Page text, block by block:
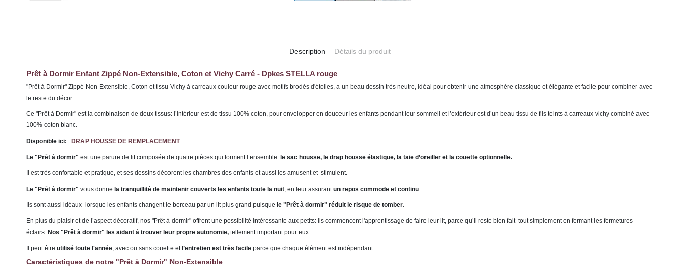
Description Détails du produit
Prêt à Dormir Enfant Zippé Non-Extensible, Coton et Vichy Carré - Dpkes STELLA rouge
"Prêt à Dormir" Zippé Non-Extensible, Coton et tissu Vichy à carreaux couleur rouge avec motifs brodés d'étoiles, a un beau dessin très neutre, idéal pour obtenir une atmosphère classique et élégante et facile pour combiner avec
le reste du décor.
Ce "Prêt à Dormir" est la combinaison de deux tissus: l’intérieur est de tissu 100% coton, pour envelopper en douceur les enfants pendant leur sommeil et l’extérieur est d’un beau tissu de fils teints à carreaux vichy combiné avec
100% coton blanc.
Disponible ici: DRAP HOUSSE DE REMPLACEMENT
Le "Prêt à dormir" est une parure de lit composée de quatre pièces qui forment l’ensemble: le sac housse, le drap housse élastique, la taie d’oreiller et la couette optionnelle.
Il est très confortable et pratique, et ses dessins décorent les chambres des enfants et aussi les amusent et stimulent.
Le "Prêt à dormir" vous donne la tranquillité de maintenir couverts les enfants toute la nuit , en leur assurantun repos commode et continu
Ils sont aussi idéaux lorsque les enfants changent le berceau par un lit plus grand puisque le "Prêt à dormir" réduit le risque de tomber.
En plus du plaisir et de l’aspect décoratif, nos "Prêt à dormir" offrent une possibilité intéressante aux petits: ils commencent l'apprentissage de faire leur lit, parce qu’il reste bien fait tout simplement en fermant les fermetures
éclairs. Nos "Prêt à dormir" les aidant à trouver leur propre autonomie, tellement important pour eux.
Il peut être utilisé toute l'année , avec ou sans couette etl’entretien est très facile parce que chaque élément est indépendant.
Caractéristiques de notre "Prêt à Dormir" Non-Extensible